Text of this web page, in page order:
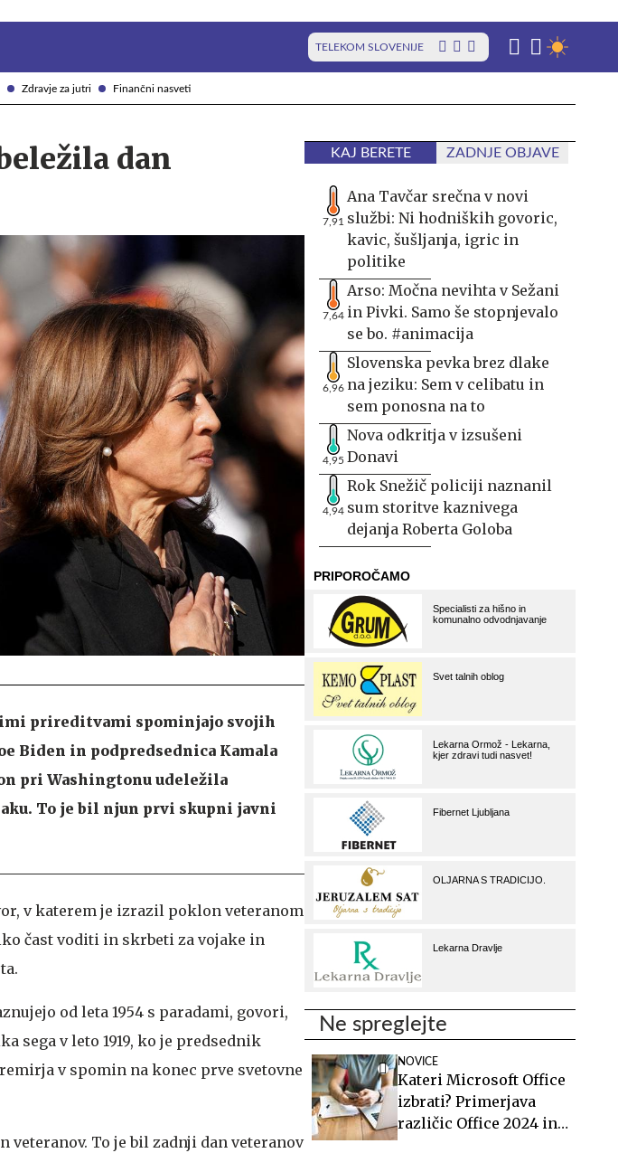
Zdravje za jutri Finančni nasveti
TELEKOM SLOVENIJE
dan
prireditvami spominjajo svojih
Biden in podpredsednica Kamala
pri Washingtonu udeležila
To je bil njun prvi skupni javni
v katerem je izrazil poklon veteranom
čast voditi in skrbeti za vojake in
od leta 1954 s paradami, govori,
sega v leto 1919, ko je predsednik
v spomin na konec prve svetovne
veteranov. To je bil zadnji dan veteranov
KAJ BERETE ZADNJE OBJAVE
7,91
Ana Tavčar srečna v novi
službi: Ni hodniških govoric,
kavic, šušljanja, igric in
politike
7,64
Arso: Močna nevihta v Sežani
in Pivki. Samo še stopnjevalo
se bo. #animacija
6,96
Slovenska pevka brez dlake
na jeziku: Sem v celibatu in
sem ponosna na to
4,95
Nova odkritja v izsušeni
Donavi
4,94
Rok Snežič policiji naznanil
sum storitve kaznivega
dejanja Roberta Goloba
Ne spreglejte
NOVICE
Kateri Microsoft Office
izbrati? Primerjava
različic Office 2024 in